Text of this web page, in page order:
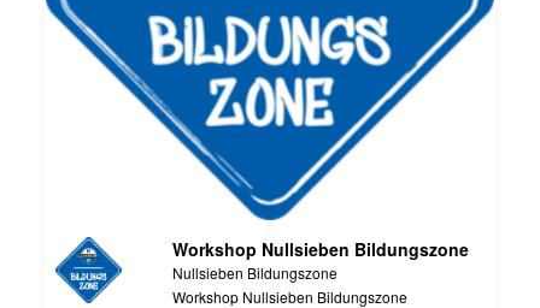
Workshop Nullsieben Bildungszone
Nullsieben Bildungszone
Workshop Nullsieben Bildungszone